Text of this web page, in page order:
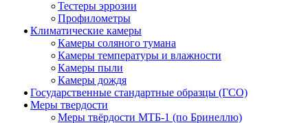
Тестеры эррозии
Профилометры
Климатические камеры
Камеры соляного тумана
Камеры температуры и влажности
Камеры пыли
Камеры дождя
Государственные стандартные образцы (ГСО)
Меры твердости
Меры твёрдости МТБ-1 (по Бринеллю)